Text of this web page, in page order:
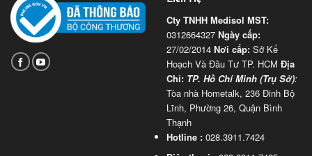
Cty TNHH Medisol MST:
0312664327 Ngày cấp:
27/02/2014 Nơi cấp: Sở Kế
Hoạch Và Đầu Tư TP. HCM Địa
Chỉ: TP. Hồ Chí Minh (Trụ Sở):
Tòa nhà Hometalk, 236 Đinh Bộ
Lĩnh, Phường 26, Quận Bình
Thạnh
Hotline : 028.3911.7424